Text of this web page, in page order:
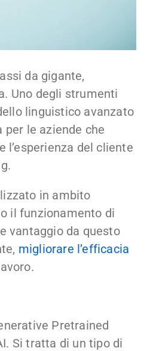
da gigante,
Uno degli strumenti
linguistico avanzato
per le aziende che
del cliente
in ambito
il funzionamento di
vantaggio da questo
migliorare l’efficacia
Pretrained
Si tratta di un tipo di